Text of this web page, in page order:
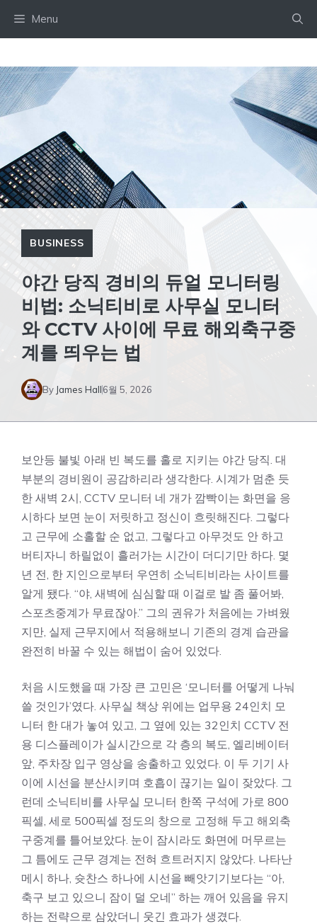
Menu
BUSINESS
야간 당직 경비의 듀얼 모니터링
비법: 소닉티비로 사무실 모니터
와 CCTV 사이에 무료 해외축구중
계를 띄우는 법
By James Hall6월 5, 2026
보안등 불빛 아래 빈 복도를 홀로 지키는 야간 당직. 대
부분의 경비원이 공감하리라 생각한다. 시계가 멈춘 듯
한 새벽 2시, CCTV 모니터 네 개가 깜빡이는 화면을 응
시하다 보면 눈이 저릿하고 정신이 흐릿해진다. 그렇다
고 근무에 소홀할 순 없고, 그렇다고 아무것도 안 하고
버티자니 하릴없이 흘러가는 시간이 더디기만 하다. 몇
년 전, 한 지인으로부터 우연히 소닉티비라는 사이트를
알게 됐다. “야, 새벽에 심심할 때 이걸로 발 좀 풀어봐,
스포츠중계가 무료잖아.” 그의 권유가 처음에는 가벼웠
지만, 실제 근무지에서 적용해보니 기존의 경계 습관을
완전히 바꿀 수 있는 해법이 숨어 있었다.
처음 시도했을 때 가장 큰 고민은 ‘모니터를 어떻게 나눠
쓸 것인가’였다. 사무실 책상 위에는 업무용 24인치 모
니터 한 대가 놓여 있고, 그 옆에 있는 32인치 CCTV 전
용 디스플레이가 실시간으로 각 층의 복도, 엘리베이터
앞, 주차장 입구 영상을 송출하고 있었다. 이 두 기기 사
이에 시선을 분산시키며 호흡이 끊기는 일이 잦았다. 그
런데 소닉티비를 사무실 모니터 한쪽 구석에 가로 800
픽셀, 세로 500픽셀 정도의 창으로 고정해 두고 해외축
구중계를 틀어보았다. 눈이 잠시라도 화면에 머무르는
그 틈에도 근무 경계는 전혀 흐트러지지 않았다. 나타난
메시 하나, 슛찬스 하나에 시선을 빼앗기기보다는 “아,
축구 보고 있으니 잠이 덜 오네” 하는 깨어 있음을 유지
하는 전략으로 삼았더니 웃긴 효과가 생겼다.